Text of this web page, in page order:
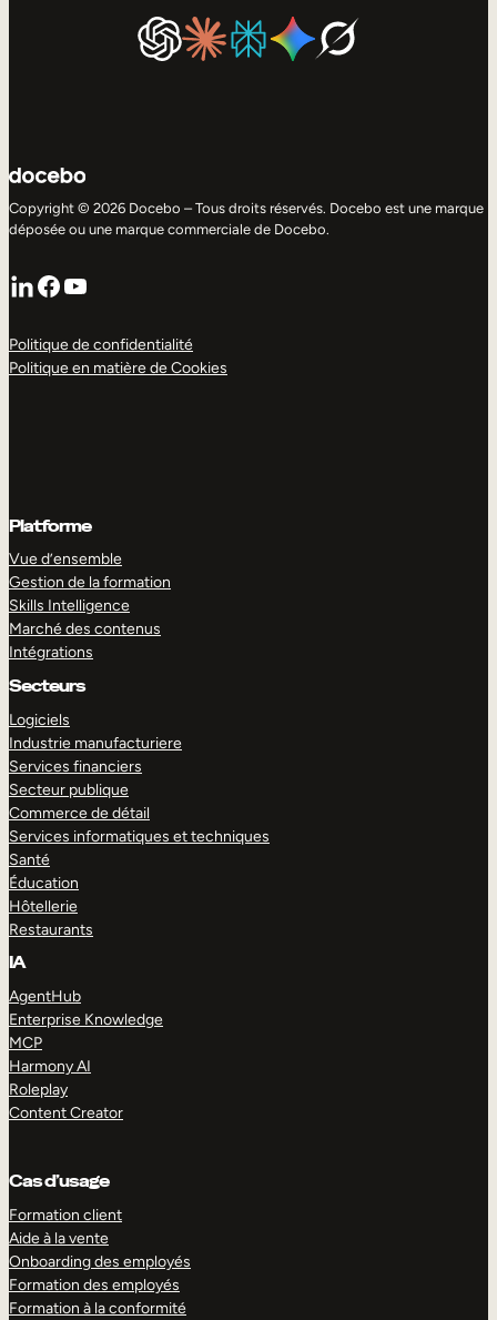
Copyright © 2026 Docebo – Tous droits réservés. Docebo est une marque
déposée ou une marque commerciale de Docebo.
LinkedIn
Facebook
YouTube
Politique de confidentialité
Politique en matière de Cookies
Platforme
Vue d’ensemble
Gestion de la formation
Skills Intelligence
Marché des contenus
Intégrations
Secteurs
Logiciels
Industrie manufacturiere
Services financiers
Secteur publique
Commerce de détail
Services informatiques et techniques
Santé
Éducation
Hôtellerie
Restaurants
IA
AgentHub
Enterprise Knowledge
MCP
Harmony AI
Roleplay
Content Creator
Cas d’usage
Formation client
Aide à la vente
Onboarding des employés
Formation des employés
Formation à la conformité